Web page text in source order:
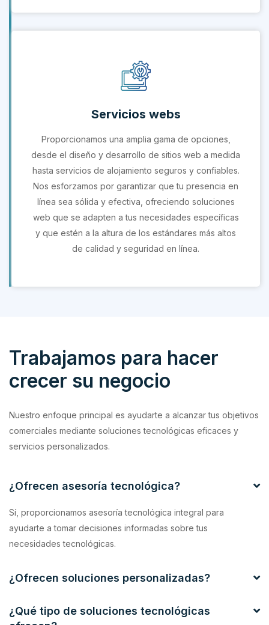
Servicios webs
Proporcionamos una amplia gama de opciones,
desde el diseño y desarrollo de sitios web a medida
hasta servicios de alojamiento seguros y confiables.
Nos esforzamos por garantizar que tu presencia en
línea sea sólida y efectiva, ofreciendo soluciones
web que se adapten a tus necesidades específicas
y que estén a la altura de los estándares más altos
de calidad y seguridad en línea.
Trabajamos para hacer
crecer su negocio
Nuestro enfoque principal es ayudarte a alcanzar tus objetivos
comerciales mediante soluciones tecnológicas eficaces y
servicios personalizados.
¿Ofrecen asesoría tecnológica?
Sí, proporcionamos asesoría tecnológica integral para
ayudarte a tomar decisiones informadas sobre tus
necesidades tecnológicas.
¿Ofrecen soluciones personalizadas?
¿Qué tipo de soluciones tecnológicas